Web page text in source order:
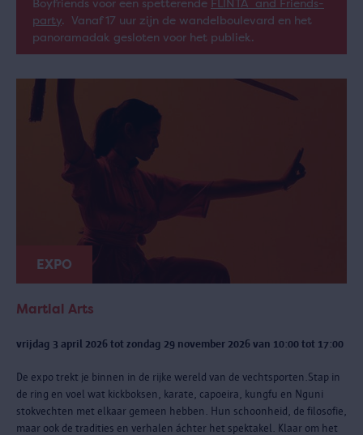
Boyfriends voor een spetterende FLINTA and Friends-
party. Vanaf 17 uur zijn de wandelboulevard en het
panoramadak gesloten voor het publiek.
EXPO
Martial Arts
vrijdag 3 april 2026 tot zondag 29 november 2026 van 10:00 tot 17:00
De expo trekt je binnen in de rijke wereld van de vechtsporten.Stap in
de ring en voel wat kickboksen, karate, capoeira, kungfu en Nguni
stokvechten met elkaar gemeen hebben. Hun schoonheid, de filosofie,
maar ook de tradities en verhalen áchter het spektakel. Klaar om het